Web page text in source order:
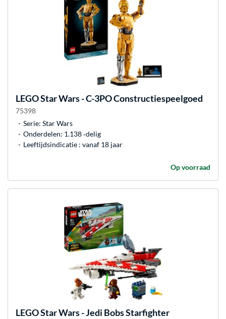
LEGOStar Wars - C-3PO Constructiespeelgoed
75398
Serie: Star Wars
Onderdelen: 1.138 ‐delig
Leeftijdsindicatie : vanaf 18 jaar
Op voorraad
LEGOStar Wars - Jedi Bobs Starfighter